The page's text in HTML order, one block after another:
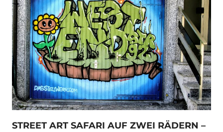
STREET ART SAFARI AUF ZWEI RÄDERN –